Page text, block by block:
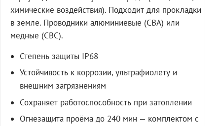
химические воздействия). Подходит для прокладки
в земле. Проводники алюминиевые (СВА) или
медные (СВС).
Степень защиты IP68
Устойчивость к коррозии, ультрафиолету и
внешним загрязнениям
Сохраняет работоспособность при затоплении
Огнезащита проёма до 240 мин — комплектом с